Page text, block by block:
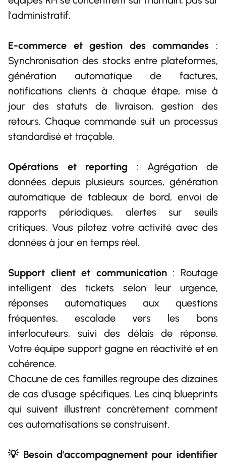
l'administratif.
E-commerce et gestion des commandes :
Synchronisation des stocks entre plateformes,
génération automatique de factures,
notifications clients à chaque étape, mise à
jour des statuts de livraison, gestion des
retours. Chaque commande suit un processus
standardisé et traçable.
Opérations et reporting : Agrégation de
données depuis plusieurs sources, génération
automatique de tableaux de bord, envoi de
rapports périodiques, alertes sur seuils
critiques. Vous pilotez votre activité avec des
données à jour en temps réel.
Support client et communication: Routage
intelligent des tickets selon leur urgence,
réponses automatiques aux questions
fréquentes, escalade vers les bons
interlocuteurs, suivi des délais de réponse.
Votre équipe support gagne en réactivité et en
cohérence.
Chacune de ces familles regroupe des dizaines
de cas d'usage spécifiques. Les cinq blueprints
qui suivent illustrent concrètement comment
ces automatisations se construisent.
💡 Besoin d'accompagnement pour identifier